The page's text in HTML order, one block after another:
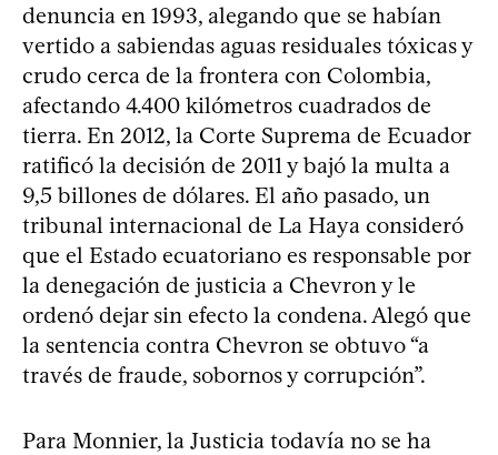
denuncia en 1993, alegando que se habían
vertido a sabiendas aguas residuales tóxicas y
crudo cerca de la frontera con Colombia,
afectando 4.400 kilómetros cuadrados de
tierra. En 2012, la Corte Suprema de Ecuador
ratificó la decisión de 2011 y bajó la multa a
9,5 billones de dólares. El año pasado, un
tribunal internacional de La Haya consideró
que el Estado ecuatoriano es responsable por
la denegación de justicia a Chevron y le
ordenó dejar sin efecto la condena. Alegó que
la sentencia contra Chevron se obtuvo “a
través de fraude, sobornos y corrupción”.
Para Monnier, la Justicia todavía no se ha